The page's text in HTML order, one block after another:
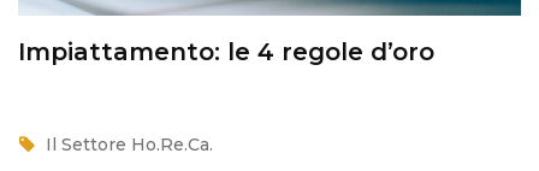
Impiattamento: le 4 regole d’oro
Il Settore Ho.Re.Ca.